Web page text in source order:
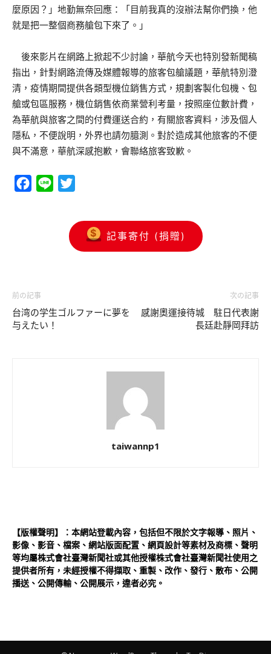
麼原因？」地勤無奈回應：「目前我真的沒辦法幫你們換，他
就是把一整個商務艙包下來了。」
後來影片在網路上掀起不少討論，華航今天也特別發新聞稿
指出，針對網路流傳及媒體報導的旅客包艙議題，華航特別澄
清，疫情期間提供各類型機位銷售方式，規劃客製化包機、包
艙或包區服務，機位銷售依商業營利考量，按照座位數計費，
為華航與旅客之間的付費運送合約，有關旅客資料，涉及個人
隱私，不便說明，外界也請勿臆測。對於造成其他旅客的不便
與不滿意，華航深感抱歉，會聯絡旅客致歉。
Facebook
Line
記事寄付 (捐贈)
前の記事
台湾の学生ゴルファーに夢を
与えたい！
次の記事
感謝奧運接待城 駐日代表謝
長廷赴靜岡拜訪
taiwannp1
【版權聲明】：本網站登載內容，包括但不限於文字報導、照片、
影像、影音、檔案、網站版面配置、網頁設計等素材及商標、聲明
等均屬株式會社臺灣新聞社或其他授權株式會社臺灣新聞社使用之
提供者所有，未經授權不得擷取、重製、改作、發行、散布、公開
播送、公開傳輸、公開展示，違者必究。